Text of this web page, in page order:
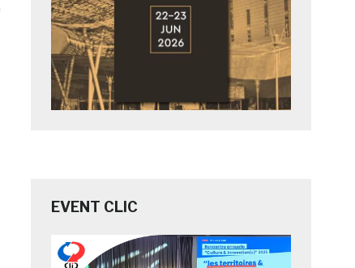
EVENT CLIC